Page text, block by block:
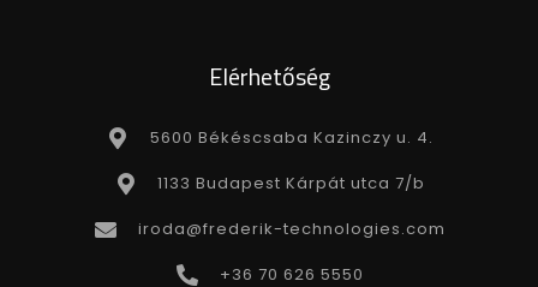
Elérhetőség
5600 Békéscsaba Kazinczy u. 4.
1133 Budapest Kárpát utca 7/b
iroda@frederik-technologies.com
+36 70 626 5550